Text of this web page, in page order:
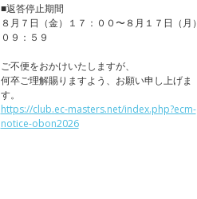
■返答停止期間
８月７日（金）１７：００〜８月１７日（月）
０９：５９
ご不便をおかけいたしますが、
何卒ご理解賜りますよう、お願い申し上げま
す。
https://club.ec-masters.net/index.php?ecm-
notice-obon2026